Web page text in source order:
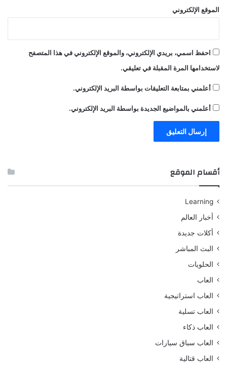
الموقع الإلكتروني
احفظ اسمي، بريدي الإلكتروني، والموقع الإلكتروني في هذا المتصفح
لاستخدامها المرة المقبلة في تعليقي.
أعلمني بمتابعة التعليقات بواسطة البريد الإلكتروني.
أعلمني بالمواضيع الجديدة بواسطة البريد الإلكتروني.
أقسام الموقع
Learning
أخبار العالم
أكلات جديدة
البث المباشر
الحلويات
العاب
العاب استراتيجية
العاب تسلية
العاب ذكاء
العاب سباق سيارات
العاب قتالية